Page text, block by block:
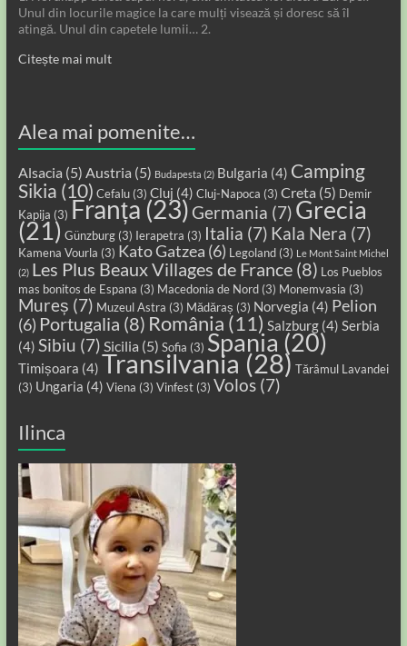
Unul din locurile magice la care mulți visează și doresc să îl
atingă. Unul din capetele lumii… 2.
Citește mai mult
Alea mai pomenite…
Alsacia (5) Austria (5) Budapesta (2) Bulgaria (4) Camping
Sikia (10) Cefalu(3) Cluj (4) Cluj-Napoca (3) Creta (5) Demir
Kapija (3) Franța(23) Germania (7) Grecia
(21) Günzburg(3) Ierapetra (3) Italia (7) Kala Nera (7)
Kamena Vourla (3) Kato Gatzea (6) Legoland(3) Le Mont Saint Michel
(2) Les Plus Beaux Villages de France(8) Los Pueblos
mas bonitos de Espana (3) Macedonia de Nord(3) Monemvasia (3)
Mureș (7) Muzeul Astra (3) Mădăraș (3) Norvegia (4) Pelion
(6) Portugalia (8) România (11) Salzburg(4) Serbia
(4) Sibiu (7) Sicilia (5) Sofia (3) Spania (20)
Timișoara (4) Transilvania (28) Tărâmul Lavandei
(3) Ungaria (4) Viena (3) Vinfest(3) Volos(7)
Ilinca